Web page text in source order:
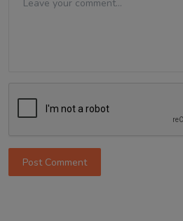
Post Comment